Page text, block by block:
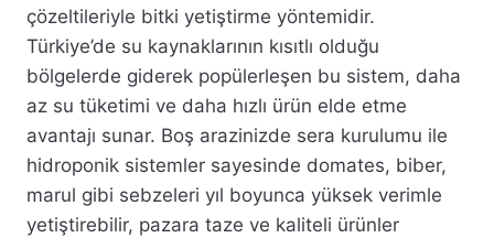
çözeltileriyle bitki yetiştirme yöntemidir.
Türkiye’de su kaynaklarının kısıtlı olduğu
bölgelerde giderek popülerleşen bu sistem, daha
az su tüketimi ve daha hızlı ürün elde etme
avantajı sunar. Boş arazinizde sera kurulumu ile
hidroponik sistemler sayesinde domates, biber,
marul gibi sebzeleri yıl boyunca yüksek verimle
yetiştirebilir, pazara taze ve kaliteli ürünler